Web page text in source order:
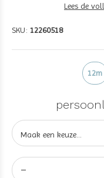
Lees de
SKU: 12260518
12m